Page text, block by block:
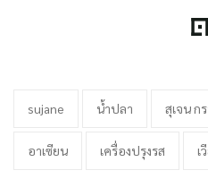
sujane น้ำปลา สุเจน ก
อาเซียน เครื่องปรุงรส เ